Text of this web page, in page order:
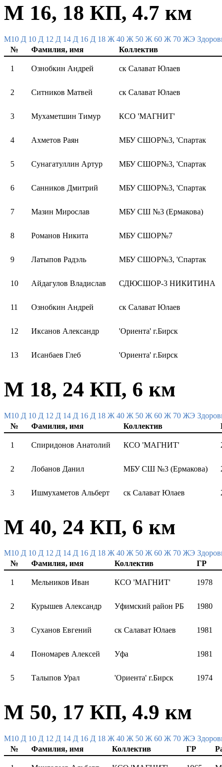
М 16, 18 КП, 4.7 км
M10 Д 10 Д 12 Д 14 Д 16 Д 18 Ж 40 Ж 50 Ж 60 Ж 70 ЖЭ
№
Фамилия, имя Коллектив
1 Ознобкин Андрей ск Салават Юлаев
2 Ситников Матвей ск Салават Юлаев
3 Мухаметшин Тимур КСО 'МАГНИТ'
4 Ахметов Раян МБУ СШОР№3, 'Спартак
5 Сунагатуллин Артур МБУ СШОР№3, 'Спартак
6 Санников Дмитрий МБУ СШОР№3, 'Спартак
7 Мазин Мирослав МБУ СШ №3 (Ермакова)
8 Романов Никита МБУ СШОР№7
9 Латыпов Радэль МБУ СШОР№3, 'Спартак
10 Айдагулов Владислав СДЮСШОР-3 НИКИТИНА
11 Ознобкин Андрей ск Салават Юлаев
12 Иксанов Александр 'Ориента' г.Бирск
13 Исанбаев Глеб 'Ориента' г.Бирск
М 18, 24 КП, 6 км
M10 Д 10 Д 12 Д 14 Д 16 Д 18 Ж 40 Ж 50 Ж 60 Ж 70 ЖЭ
№
Фамилия, имя Коллектив
1 Спиридонов Анатолий КСО 'МАГНИТ'
2 Лобанов Данил МБУ СШ №3 (Ермакова)
3 Ишмухаметов Альберт ск Салават Юлаев
М 40, 24 КП, 6 км
M10 Д 10 Д 12 Д 14 Д 16 Д 18 Ж 40 Ж 50 Ж 60 Ж 70 ЖЭ
№
Фамилия, имя Коллектив ГР
1 Мельников Иван КСО 'МАГНИТ' 1978
2 Курышев Александр Уфимский район РБ 1980
3 Суханов Евгений ск Салават Юлаев 1981
4 Пономарев Алексей Уфа 1981
5 Талыпов Урал 'Ориента' г.Бирск 1974
М 50, 17 КП, 4.9 км
M10 Д 10 Д 12 Д 14 Д 16 Д 18 Ж 40 Ж 50 Ж 60 Ж 70 ЖЭ
№
Фамилия, имя Коллектив ГР